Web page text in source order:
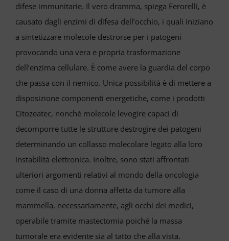
difese immunitarie. Il vero dramma, spiega Ferorelli, è
causato dagli enzimi di difesa dell’occhio, i quali iniziano
a sintetizzare molecole destrorse per i patogeni
provocando una vera e propria trasformazione
dell’enzima cellulare. È come avere la guardia del corpo
che passa con il nemico. Unica possibilità è di mettere a
disposizione componenti energetiche, come i prodotti
Citozeatec, nonché molecole levogire capaci di
decomporre tutte le strutture destrogire dei patogeni
determinando un collasso molecolare legato alla loro
instabilità elettronica. Inoltre, sono stati affrontati
ulteriori argomenti relativi al mondo della oncologia
come il caso di una donna affetta da tumore alla
mammella, necessariamente, agli occhi dei medici,
operabile tramite mastectomia poiché la massa
tumorale era evidente sia al tatto che alla vista.